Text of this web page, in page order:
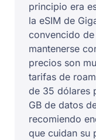
principio era
la eSIM de
convencido
mantenerse
precios son
tarifas de
de 35 dólares
GB de datos
recomiendo
que cuidan su